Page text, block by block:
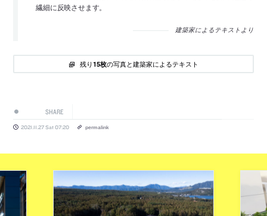
繊細に反映させます。
建築家によるテキストより
残り15枚の写真と建築家によるテキスト
SHARE
2021.11.27 Sat 07:20 permalink